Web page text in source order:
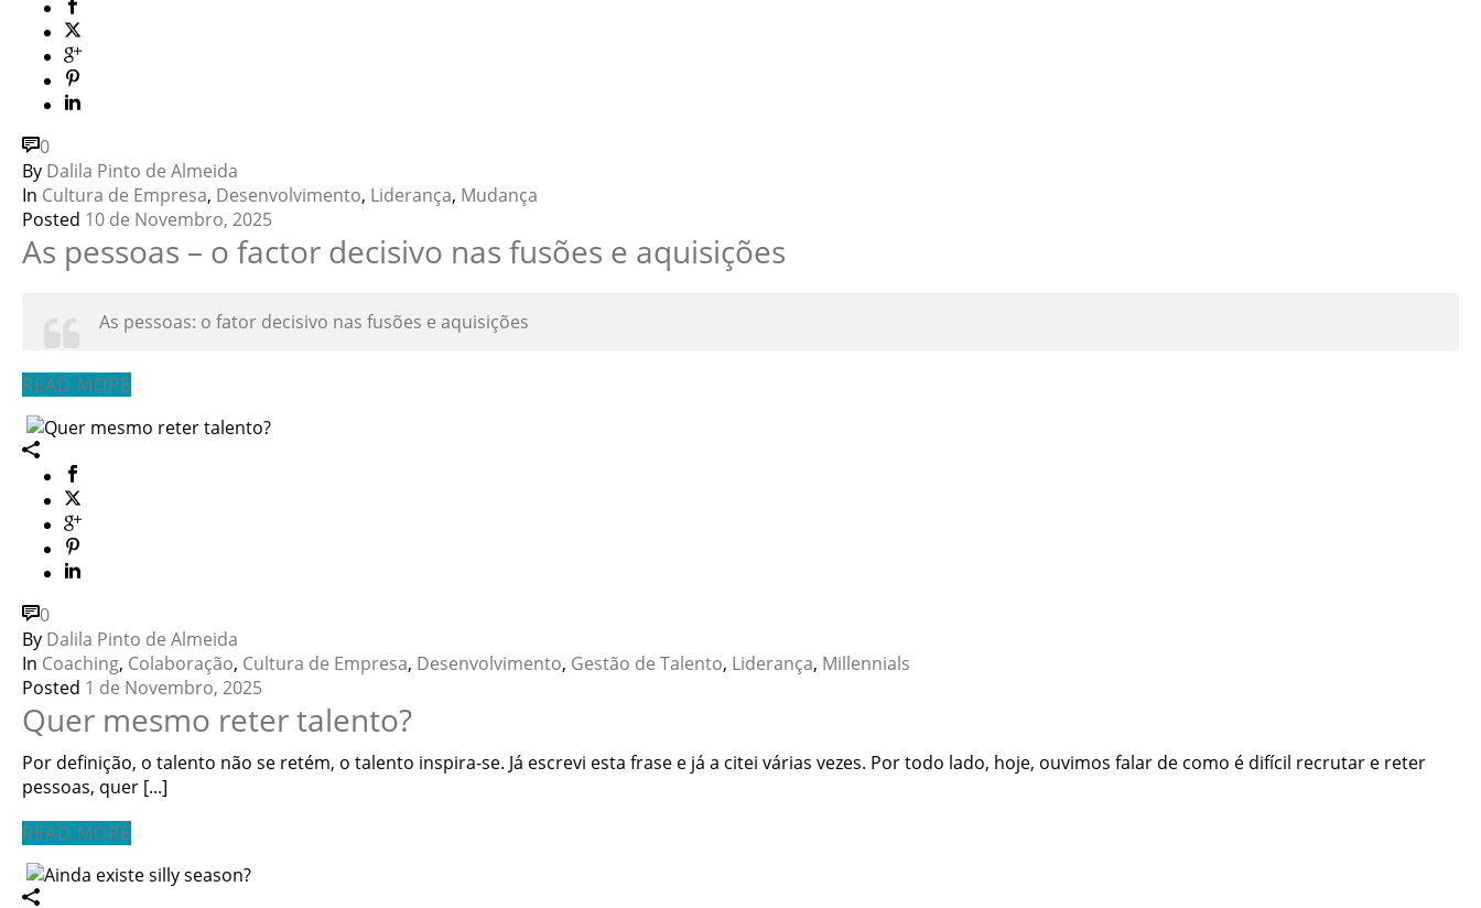
0
By Dalila Pinto de Almeida
In Cultura de Empresa, Desenvolvimento, Liderança, Mudança
Posted 10 de Novembro, 2025
As pessoas – o factor decisivo nas fusões e aquisições
As pessoas: o fator decisivo nas fusões e aquisições
READ MORE
0
By Dalila Pinto de Almeida
In Coaching, Colaboração, Cultura de Empresa, Desenvolvimento, Gestão de Talento, Liderança, Millennials
Posted 1 de Novembro, 2025
Quer mesmo reter talento?
Por definição, o talento não se retém, o talento inspira-se. Já escrevi esta frase e já a citei várias vezes. Por todo lado, hoje, ouvimos falar de como é difícil recrutar e reter
pessoas, quer [...]
READ MORE